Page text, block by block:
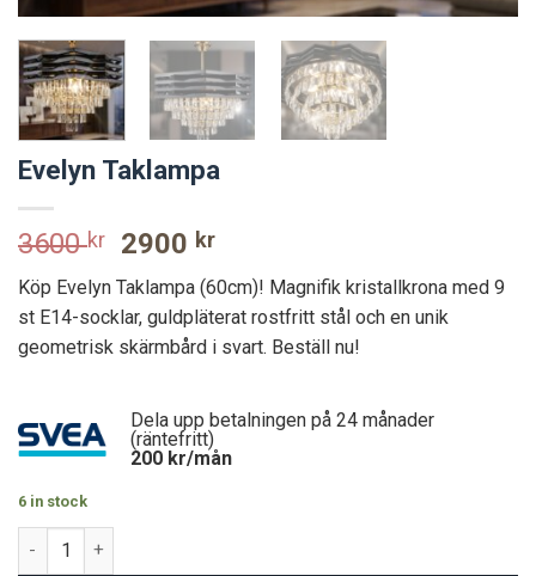
Evelyn Taklampa
3600kr
Original
price
was:
3600 kr.
2900 krCurrent
price
is:
2900 kr.
Köp Evelyn Taklampa (60cm)! Magnifik kristallkrona med 9
st E14-socklar, guldpläterat rostfritt stål och en unik
geometrisk skärmbård i svart. Beställ nu!
Dela upp betalningen på 24 månader
(räntefritt)
200 kr/mån
6 in stock
Evelyn Taklampa quantity